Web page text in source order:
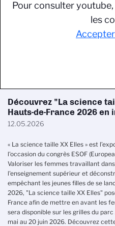
Pour consulter
les
Découvrez "La science
Hauts-de-France 2026 en
12.05.2026
« La science taille XX Elles » est
l'occasion du congrès ESOF
Valoriser les femmes travaillant
l'enseignement supérieur et
empêchant les jeunes filles de se
2026, "La science taille XX Elles"
France afin de mettre en avant les
sera disponible sur les grilles du
mai au 20 juin 2026. Découvrez